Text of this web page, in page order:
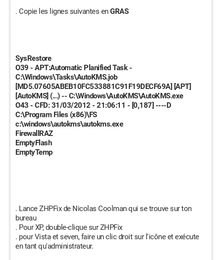
. Copie les lignes suivantes enGRAS
SysRestore
O39 - APT:Automatic Planified Task -
C:\Windows\Tasks\AutoKMS.job
[MD5.07605ABEB10FC533881C91F19DECF69A] [APT]
[AutoKMS] (...) -- C:\Windows\AutoKMS\AutoKMS.exe
O43 - CFD: 31/03/2012 - 21:06:11 - [0,187] ----D
C:\Program Files (x86)\FS
c:\windows\autokms\autokms.exe
FirewallRAZ
EmptyFlash
EmptyTemp
. Lance ZHPFix de Nicolas Coolman qui se trouve sur ton
bureau
. Pour XP, double-clique sur ZHPFix
. pour Vista et seven, faire un clic droit sur l'icône et exécute
en tant qu'administrateur.